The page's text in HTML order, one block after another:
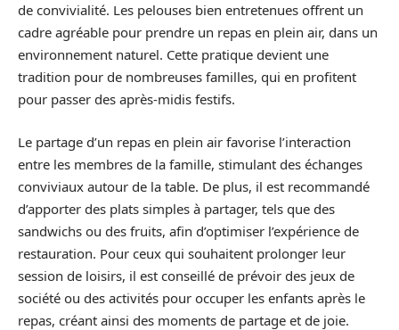
de convivialité. Les pelouses bien entretenues offrent un
cadre agréable pour prendre un repas en plein air, dans un
environnement naturel. Cette pratique devient une
tradition pour de nombreuses familles, qui en profitent
pour passer des après-midis festifs.
Le partage d’un repas en plein air favorise l’interaction
entre les membres de la famille, stimulant des échanges
conviviaux autour de la table. De plus, il est recommandé
d’apporter des plats simples à partager, tels que des
sandwichs ou des fruits, afin d’optimiser l’expérience de
restauration. Pour ceux qui souhaitent prolonger leur
session de loisirs, il est conseillé de prévoir des jeux de
société ou des activités pour occuper les enfants après le
repas, créant ainsi des moments de partage et de joie.